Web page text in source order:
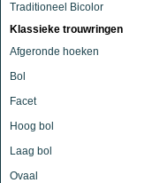
Traditioneel Bicolor
Klassieke trouwringen
Afgeronde hoeken
Bol
Facet
Hoog bol
Laag bol
Ovaal